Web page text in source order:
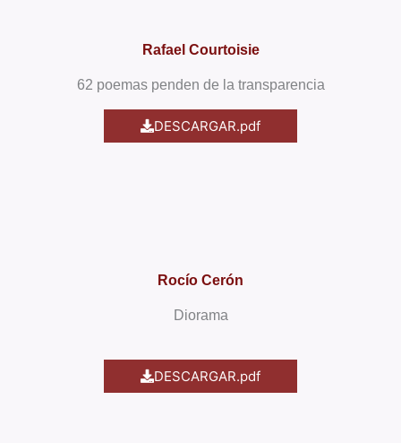
Rafael Courtoisie
62 poemas penden de la transparencia
DESCARGAR.pdf
Rocío Cerón
Diorama
DESCARGAR.pdf